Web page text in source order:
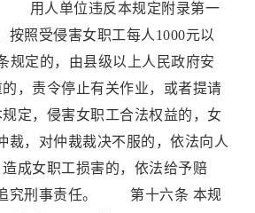
用人单位违反本规定附录第一
照受侵害女职工每人1000元以
规定的，由县级以上人民政府安
，责令停止有关作业，或者提请
定，侵害女职工合法权益的，女
裁，对仲裁裁决不服的，依法向人
成女职工损害的，依法给予赔
追究刑事责任。 第十六条 本规